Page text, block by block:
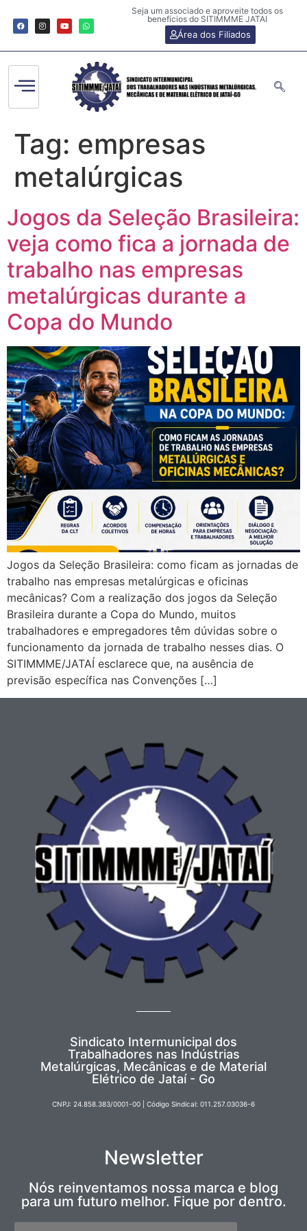
Seja um associado e aproveite todos os
benefícios do SITIMMME JATAI
Área dos Filiados
Tag: empresas
metalúrgicas
Jogos da Seleção Brasileira:
veja como fica a jornada de
trabalho nas empresas
metalúrgicas durante a
Copa do Mundo
Jogos da Seleção Brasileira: como ficam as jornadas de
trabalho nas empresas metalúrgicas e oficinas
mecânicas? Com a realização dos jogos da Seleção
Brasileira durante a Copa do Mundo, muitos
trabalhadores e empregadores têm dúvidas sobre o
funcionamento da jornada de trabalho nesses dias. O
SITIMMME/JATAÍ esclarece que, na ausência de
previsão específica nas Convenções […]
Newsletter
Nós reinventamos nossa marca e blog
para um futuro melhor. Fique por dentro.
Sindicato Intermunicipal dos
Trabalhadores nas Indústrias
Metalúrgicas, Mecânicas e de Material
Elétrico de Jataí - Go
CNPJ: 24.858.383/0001-00 | Código Sindical: 011.257.03036-6